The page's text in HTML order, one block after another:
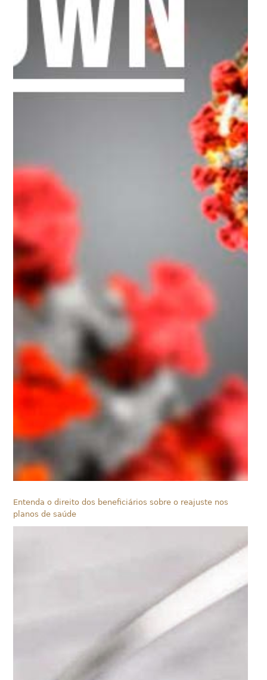
Entenda o direito dos beneficiários sobre o reajuste nos
planos de saúde